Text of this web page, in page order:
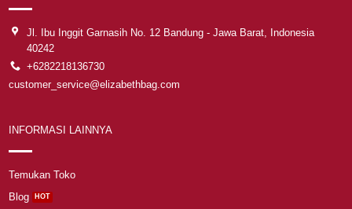
Jl. Ibu Inggit Garnasih No. 12 Bandung - Jawa Barat, Indonesia
40242
+6282218136730
customer_service@elizabethbag.com
INFORMASI LAINNYA
Temukan Toko
Blog